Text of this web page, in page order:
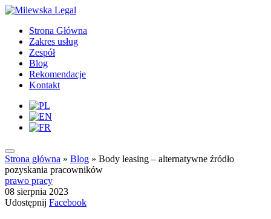
Strona Główna
Zakres usług
Zespół
Blog
Rekomendacje
Kontakt
Strona główna » Blog » Body leasing – alternatywne źródło
pozyskania pracowników
prawo pracy
08 sierpnia 2023
Udostępnij Facebook